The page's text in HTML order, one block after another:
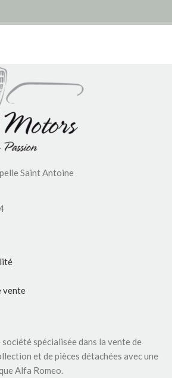
Saint Antoine
vente
spécialisée dans la vente de
et de pièces détachées avec une
Alfa Romeo.